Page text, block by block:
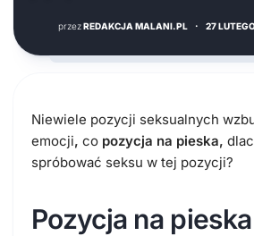
przezREDAKCJA MALANI.PL · 27
Niewiele pozycji seksualnych
emocji, co pozycja na pieska,
spróbować seksu w tej pozycji?
Pozycja na